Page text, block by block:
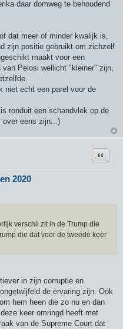
daar domweg te behoudend
dat meer of minder kwalijk is,
zijn positie gebruikt om zichzelf
maakt voor een
van Pelosi wellicht "kleiner" zijn,
niet echt een parel voor de
ronduit een schandvlek op de
over eens zijn...)
2020
Citeer
verschil zit in de Trump die
die dat voor de tweede keer
in zijn corruptie en
de ervaring zijn. Ook
hem heen die zo nu en dan
keer omringd heeft met
van de Supreme Court dat